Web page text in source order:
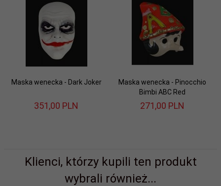
Maska wenecka - Dark Joker
351,00 PLN
Maska wenecka - Pinocchio
Bimbi ABC Red
271,00 PLN
Klienci, którzy kupili ten produkt
wybrali również...